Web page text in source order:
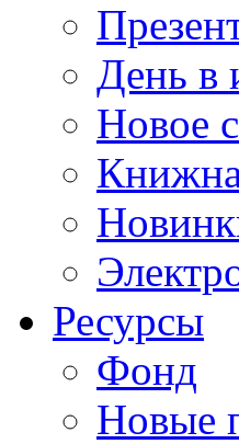
День в
Новое
Ресурсы
Фонд
Новые